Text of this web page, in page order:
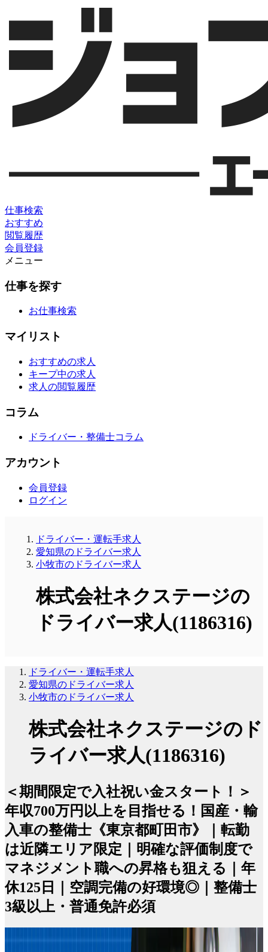
仕事検索
おすすめ
閲覧履歴
会員登録
メニュー
仕事を探す
お仕事検索
マイリスト
おすすめの求人
キープ中の求人
求人の閲覧履歴
コラム
ドライバー・整備士コラム
アカウント
会員登録
ログイン
ドライバー・運転手求人
愛知県のドライバー求人
小牧市のドライバー求人
株式会社ネクステージの
ドライバー求人(1186316)
ドライバー・運転手求人
愛知県のドライバー求人
小牧市のドライバー求人
株式会社ネクステージのド
ライバー求人(1186316)
＜期間限定で入社祝い金スタート！＞
年収700万円以上を目指せる！国産・輸
入車の整備士《東京都町田市》｜転勤
は近隣エリア限定｜明確な評価制度で
マネジメント職への昇格も狙える｜年
休125日｜空調完備の好環境◎｜整備士
3級以上・普通免許必須